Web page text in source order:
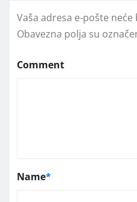
Vaša adresa e-pošte
Obavezna polja su
Comment
Name*